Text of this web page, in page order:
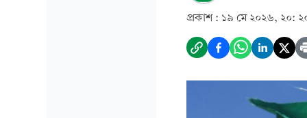
প্রকাশ : ১৯ মে ২০২৬, ২০: